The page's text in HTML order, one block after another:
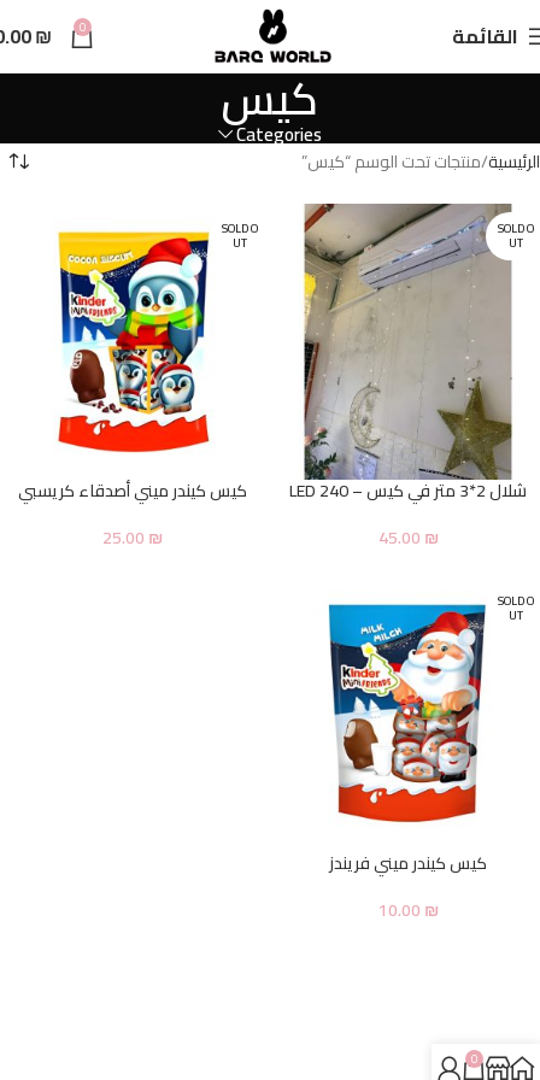
القائمة 0
₪
كيس
Categories
الرئيسية منتجات تحت الوسم “كيس”
SOLD O
UT
شلال 2*3 متر في كيس – 240 LED
45.00₪
SOLD O
UT
كيس كيندر ميني أصدقاء كريسبي
25.00₪
SOLD O
UT
كيس كيندر ميني فريندز
10.00₪
0